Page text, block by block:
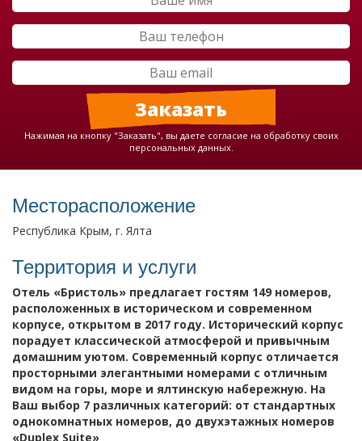
Нажимая на кнопку "Заказать", вы даете согласие на обработку своих
персональных данных.
Месторасположение
Республика Крым, г. Ялта
Территория и услуги
Отель «Бристоль» предлагает гостям 149 номеров,
расположенных в историческом и современном
корпусе, открытом в 2017 году. Исторический корпус
порадует классической атмосферой и привычным
домашним уютом. Современный корпус отличается
просторными элегантными номерами с отличным
видом на горы, море и ялтинскую набережную. На
Ваш выбор 7 различных категорий: от стандартных
однокомнатных номеров, до двухэтажных номеров
«Duplex Suite»